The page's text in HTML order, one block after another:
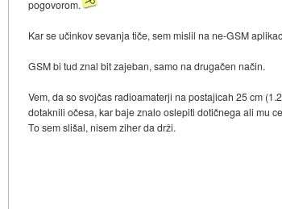
pogovorom.
Kar se učinkov sevanja tiče, sem mislil na ne-GSM
GSM bi tud znal bit zajeban, samo na drugačen način.
Vem, da so svojčas radioamaterji na postajicah 25 cm
dotaknili očesa, kar baje znalo oslepiti dotičnega ali mu
To sem slišal, nisem ziher da drži.